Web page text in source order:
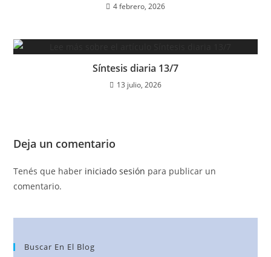
4 febrero, 2026
Síntesis diaria 13/7
13 julio, 2026
Deja un comentario
Tenés que haber iniciado sesión para publicar un
comentario.
Buscar En El Blog